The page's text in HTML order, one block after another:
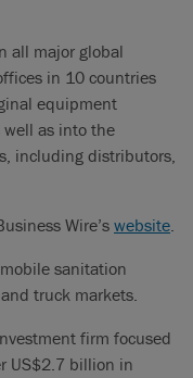
all major global
in 10 countries
equipment
well as into the
including distributors,
Wire’s website.
sanitation
truck markets.
firm focused
US$2.7 billion in